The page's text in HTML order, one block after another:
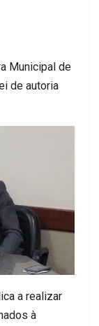
Municipal de
de autoria
a realizar
à